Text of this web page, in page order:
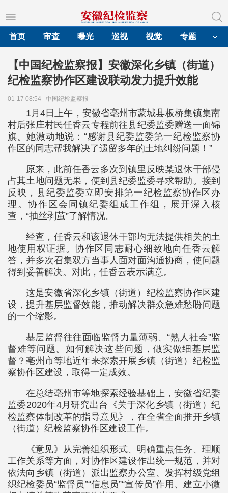
首页
审查 曝光 巡视 视觉 专题
【中国纪检监察报】安徽深化乡镇（街道）
纪检监察协作区建设联动发力提升效能
01-17 08:54 中国纪检监察报
1月4日上午，安徽省亳州市蒙城县板桥集镇集南
村后张庄村民任香云专程前往县纪委监委赠送一面锦
旗。她激动地说：“感谢县纪委监委第一纪检监察协
作区的同志帮我解决了遗留多年的土地纠纷问题！”
原来，此前任香云多次到镇里反映某退休干部侵
占其土地问题无果，便到县纪委监委寻求帮助。接到
反映，县纪委监委立即安排第一纪检监察协作区办
理。协作区会同镇纪委组成工作组，展开深入核
查，“抽丝剥茧”了解情况。
经查，任香云和该退休干部均无法提供相关的土
地使用权证据。协作区同志耐心细致地向任香云解
答，并多次召集双方当事人面对面沟通协商，使问题
得到妥善解决。对此，任香云表示满意。
这是安徽省深化乡镇（街道）纪检监察协作区建
设，提升基层监督效能，推动解决群众急难愁盼问题
的一个缩影。
基层监督往往面临监督力量薄弱、“熟人社会”监
督难等问题。如何解决这些问题，做实做细基层监
督？亳州市等地近年来探索开展乡镇（街道）纪检监
察协作区建设，取得一定成效。
在总结亳州市等地探索经验基础上，安徽省纪委
监委2020年4月研究出台《关于深化乡镇（街道）纪
检监察体制改革的指导意见》，在全省全面推开乡镇
（街道）纪检监察协作区建设工作。
《意见》从完善组织形式、明确重点任务、理顺
工作关系等方面，对协作区建设作出统一规范，并对
依法向乡镇（街道）派出监察办公室、发挥村级党组
织纪检委员“监督员”“信息员”“宣传员”作用、建立小微